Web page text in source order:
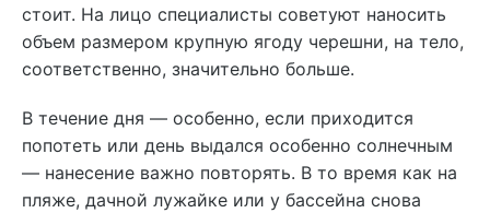
стоит. На лицо специалисты советуют наносить
объем размером крупную ягоду черешни, на тело,
соответственно, значительно больше.
В течение дня — особенно, если приходится
попотеть или день выдался особенно солнечным
— нанесение важно повторять. В то время как на
пляже, дачной лужайке или у бассейна снова